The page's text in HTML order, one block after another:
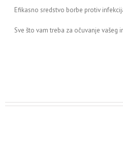
Efikasno sredstvo borbe protiv
Sve što vam treba za očuvanje vašeg